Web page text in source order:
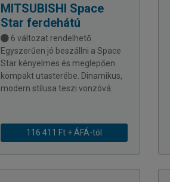
MITSUBISHI Space
Star ferdehátú
6 változat rendelhető
Egyszerűen jó beszállni a Space
Star kényelmes és meglepően
kompakt utasterébe. Dinamikus,
modern stílusa teszi vonzóvá.
116 411 Ft + ÁFÁ-tól